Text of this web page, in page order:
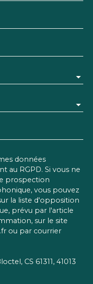
données
au RGPD. Si vous ne
prospection
vous pouvez
la liste d'opposition
prévu par l'article
sur le site
ou par courrier
CS 61311, 41013